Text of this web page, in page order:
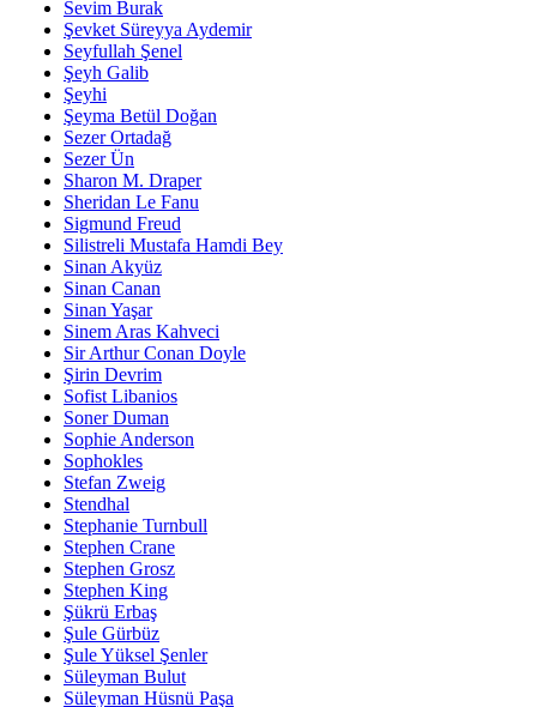
Sevim Burak
Şevket Süreyya Aydemir
Seyfullah Şenel
Şeyh Galib
Şeyhi
Şeyma Betül Doğan
Sezer Ortadağ
Sezer Ün
Sharon M. Draper
Sheridan Le Fanu
Sigmund Freud
Silistreli Mustafa Hamdi Bey
Sinan Akyüz
Sinan Canan
Sinan Yaşar
Sinem Aras Kahveci
Sir Arthur Conan Doyle
Şirin Devrim
Sofist Libanios
Soner Duman
Sophie Anderson
Sophokles
Stefan Zweig
Stendhal
Stephanie Turnbull
Stephen Crane
Stephen Grosz
Stephen King
Şükrü Erbaş
Şule Gürbüz
Şule Yüksel Şenler
Süleyman Bulut
Süleyman Hüsnü Paşa